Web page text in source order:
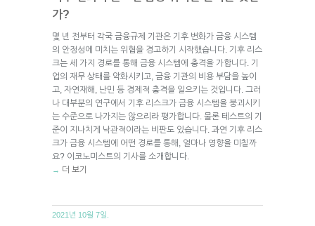
가?
몇 년 전부터 각국 금융규제 기관은 기후 변화가 금융 시스템
의 안정성에 미치는 위협을 경고하기 시작했습니다. 기후 리스
크는 세 가지 경로를 통해 금융 시스템에 충격을 가합니다. 기
업의 재무 상태를 악화시키고, 금융 기관의 비용 부담을 높이
고, 자연재해, 난민 등 경제적 충격을 일으키는 것입니다. 그러
나 대부분의 연구에서 기후 리스크가 금융 시스템을 붕괴시키
는 수준으로 나가지는 않으리라 평가합니다. 물론 테스트의 기
준이 지나치게 낙관적이라는 비판도 있습니다. 과연 기후 리스
크가 금융 시스템에 어떤 경로를 통해, 얼마나 영향을 미칠까
요? 이코노미스트의 기사를 소개합니다.
→ 더 보기
2021년 10월 7일.